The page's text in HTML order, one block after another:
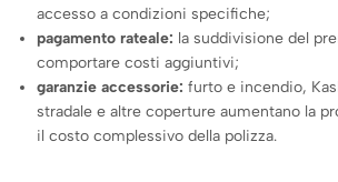
accesso a condizioni specifiche;
pagamento rateale: la suddivisione del
comportare costi aggiuntivi;
garanzie accessorie: furto e incendio,
stradale e altre coperture aumentano la
il costo complessivo della polizza.